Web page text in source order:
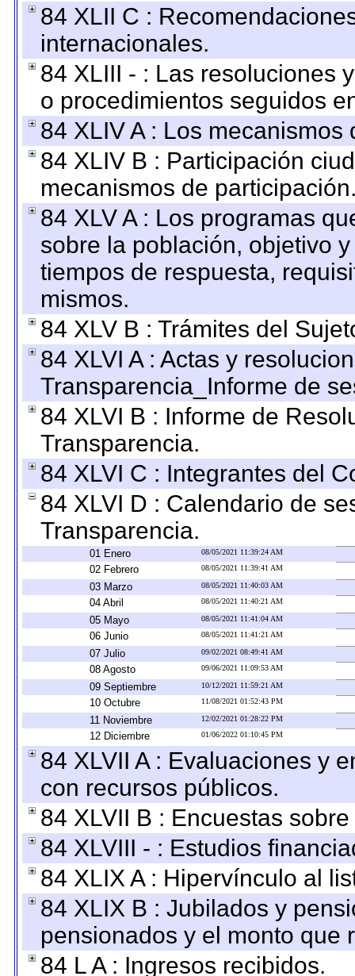
84 XLII C :
internacionales.
84 XLIII - : Las resoluciones
o procedimientos seguidos
84 XLIV A : Los
84 XLIV B : Participación
mecanismos de
84 XLV A : Los programas
sobre la población, objetivo
tiempos de respuesta,
mismos.
84 XLV B : Trámites del
84 XLVI A : Actas y
Transparencia_Informe de
84 XLVI B : Informe de
Transparencia.
84 XLVI C : Integrantes del
84 XLVI D : Calendario de
Transparencia.
01 Enero 08/05/2021 11:39:24 AM
02 Febrero 08/05/2021 11:39:41 AM
03 Marzo 08/05/2021 11:40:03 AM
04 Abril 08/05/2021 11:40:21 AM
05 Mayo 08/05/2021 11:41:04 AM
06 Junio 08/05/2021 11:41:21 AM
07 Julio 09/02/2021 08:49:41 AM
08 Agosto 09/06/2021 11:09:53 AM
09 Septiembre 10/12/2021 11:59:21 AM
10 Octubre 11/08/2021 01:52:43 PM
11 Noviembre 12/02/2021 01:28:22 PM
12 Diciembre 01/06/2022 01:10:45 PM
84 XLVII A : Evaluaciones y
con recursos públicos.
84 XLVII B : Encuestas
84 XLVIII - : Estudios
84 XLIX A : Hipervínculo al
84 XLIX B : Jubilados y
pensionados y el monto que
84 L A : Ingresos recibidos.